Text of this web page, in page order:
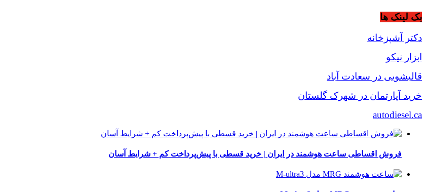
بک لینک ها
دکتر آشپزخانه
ابزار نیکو
قالیشویی در سعادت آباد
خرید آپارتمان در شهرک گلستان
autodiesel.ca
فروش اقساطی ساعت هوشمند در ایران | خرید قسطی با پیش‌پرداخت کم + شرایط آسان